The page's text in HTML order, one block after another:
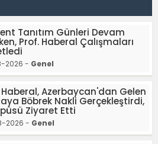
Tanıtım Günleri Devam
Prof. Haberal Çalışmaları
2026 - Genel
Haberal, Azerbaycan'dan Gelen
Böbrek Nakli Gerçekleştirdi,
Ziyaret Etti
2026 - Genel